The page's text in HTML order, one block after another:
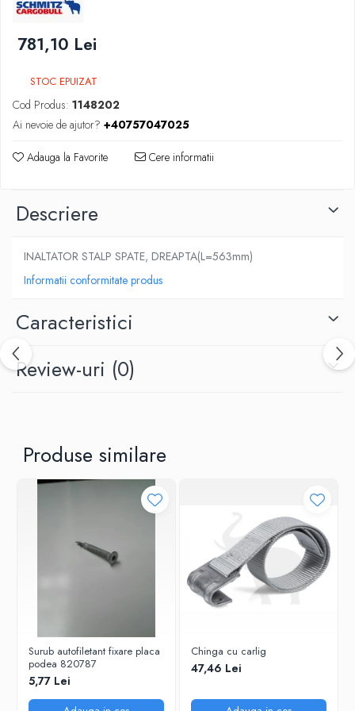
SUPAPE PNEUMATICE
SUSPENSIE
781,10 Lei
STOC EPUIZAT
Cod Produs: 1148202
Ai nevoie de ajutor? +40757047025
Adauga la Favorite Cere informatii
Descriere
INALTATOR STALP SPATE, DREAPTA(L=563mm)
Informatii conformitate produs
Caracteristici
Review-uri (0)
Produse similare
Surub autofiletant fixare placa
podea 820787
5,77 Lei
Chinga cu carlig
47,46 Lei